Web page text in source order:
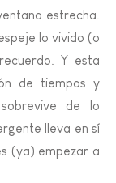
estrecha.
lo vivido (o
Y esta
de tiempos y
de lo
lleva en sí
(ya) empezar a